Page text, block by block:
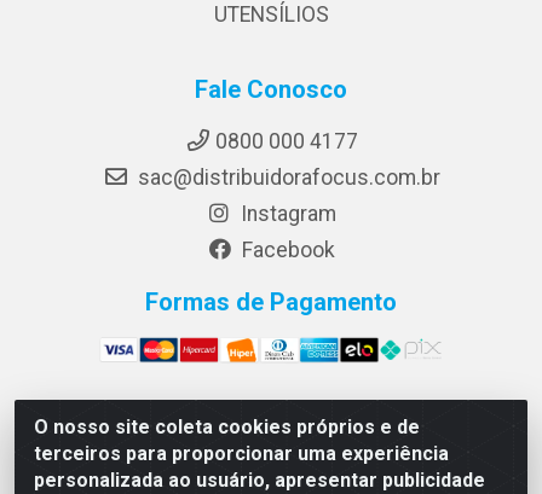
O nosso site coleta cookies próprios e de
terceiros para proporcionar uma experiência
personalizada ao usuário, apresentar publicidade
UTENSÍLIOS
Fale Conosco
0800 000 4177
sac@distribuidorafocus.com.br
Instagram
Facebook
Formas de Pagamento
Focus Distribuidora LTDA - Rua Republica Eslovaca, 1121
- Muribeca, Jaboatão dos Guararapes/PE - CEP 54350-